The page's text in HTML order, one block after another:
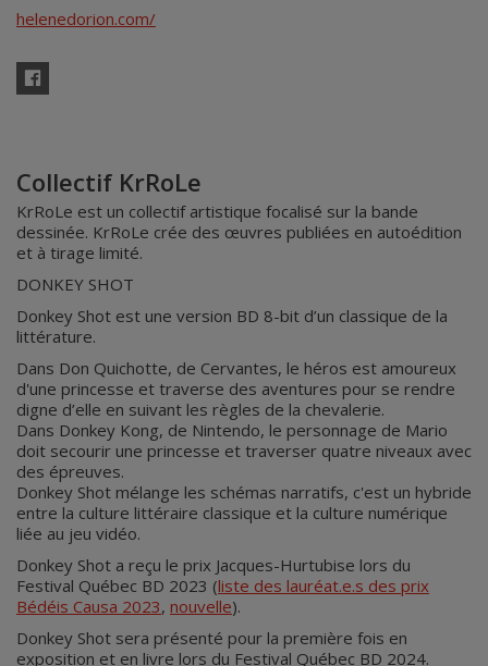
helenedorion.com/
Collectif KrRoLe
KrRoLe est un collectif artistique focalisé sur la bande
dessinée. KrRoLe crée des œuvres publiées en autoédition
et à tirage limité.
DONKEY SHOT
Donkey Shot est une version BD 8-bit d’un classique de la
littérature.
Dans Don Quichotte, de Cervantes, le héros est amoureux
d'une princesse et traverse des aventures pour se rendre
digne d’elle en suivant les règles de la chevalerie.
Dans Donkey Kong, de Nintendo, le personnage de Mario
doit secourir une princesse et traverser quatre niveaux avec
des épreuves.
Donkey Shot mélange les schémas narratifs, c'est un hybride
entre la culture littéraire classique et la culture numérique
liée au jeu vidéo.
Donkey Shot a reçu le prix Jacques-Hurtubise lors du
Festival Québec BD 2023 (liste des lauréat.e.s des prix
Bédéis Causa 2023, nouvelle).
Donkey Shot sera présenté pour la première fois en
exposition et en livre lors du Festival Québec BD 2024.